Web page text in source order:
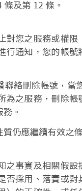
及第 12 條。
對您之服務或權限
行通知，您的帳號
絡刪除帳號，當
為之服務，刪除
。
仍應繼續有效之
之事實及相關假設
否採用、落實或對